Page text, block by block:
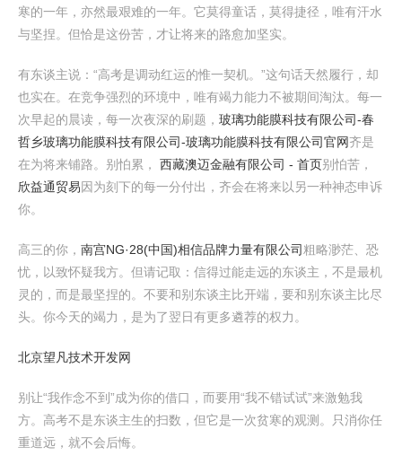
寒的一年，亦然最艰难的一年。它莫得童话，莫得捷径，唯有汗水
与坚捏。但恰是这份苦，才让将来的路愈加坚实。
有东谈主说：“高考是调动红运的惟一契机。”这句话天然履行，却
也实在。在竞争强烈的环境中，唯有竭力能力不被期间淘汰。每一
次早起的晨读，每一次夜深的刷题， 玻璃功能膜科技有限公司-春
哲乡玻璃功能膜科技有限公司-玻璃功能膜科技有限公司官网齐是
在为将来铺路。别怕累， 西藏澳迈金融有限公司 - 首页别怕苦，
欣益通贸易因为刻下的每一分付出，齐会在将来以另一种神态申诉
你。
高三的你， 南宫NG·28(中国)相信品牌力量有限公司 粗略渺茫、恐
忧，以致怀疑我方。但请记取：信得过能走远的东谈主，不是最机
灵的，而是最坚捏的。不要和别东谈主比开端，要和别东谈主比尽
头。你今天的竭力，是为了翌日有更多遴荐的权力。
北京望凡技术开发网
别让“我作念不到”成为你的借口，而要用“我不错试试”来激勉我
方。高考不是东谈主生的扫数，但它是一次贫寒的观测。只消你任
重道远，就不会后悔。